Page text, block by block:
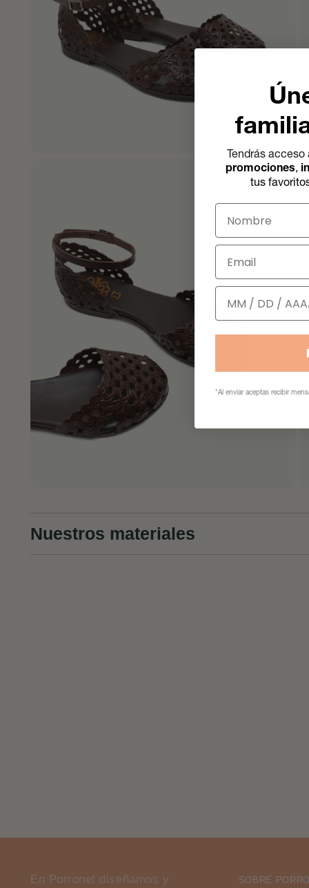
Nuestros materiales
En Porronet diseñamos y SOBRE
Tendrás
promociones,
tus
Nombre
Email
Cumpleaños
*Al enviar aceptas recibir